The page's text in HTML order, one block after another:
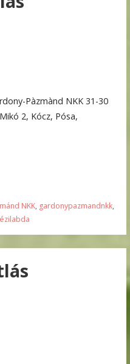
Pàzmànd NKK 31-30
2, Kócz, Pósa,
NKK, gardonypazmandnkk,